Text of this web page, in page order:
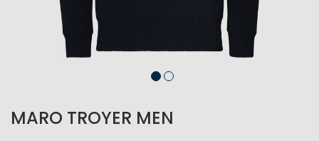
MARO TROYER MEN